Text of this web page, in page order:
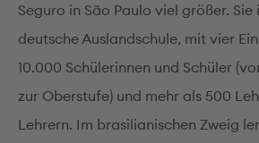
Seguro in São Paulo viel größer.
deutsche Auslandschule, mit vier
10.000 Schülerinnen und Schüler
zur Oberstufe) und mehr als 500
Lehrern. Im brasilianischen Zweig